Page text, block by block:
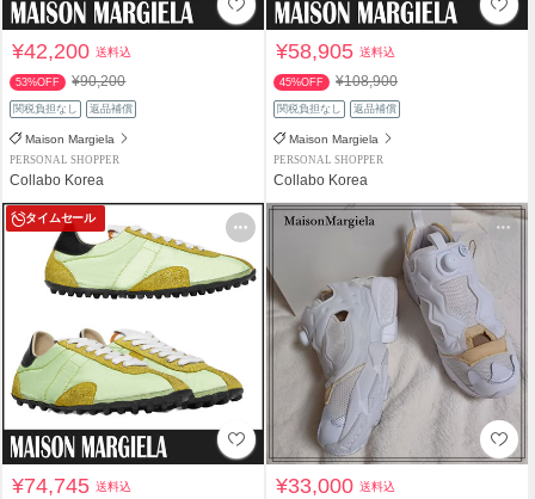
¥42,200送料込
53%OFF ¥90,200
関税負担なし 返品補償
Maison Margiela
PERSONAL SHOPPER
Collabo Korea
¥58,905送料込
45%OFF ¥108,900
関税負担なし 返品補償
Maison Margiela
PERSONAL SHOPPER
Collabo Korea
タイムセール
¥74,745送料込 ¥33,000送料込